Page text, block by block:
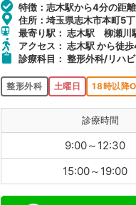
特徴：志木駅から4分の距
住所：埼玉県志木市本町5
最寄り駅： 志木駅 柳瀬
アクセス： 志木駅 から徒
診療科目： 整形外科/リハ
整形外科 土曜日 18時以降
診療時間
9:00～12:30
15:00～19:00